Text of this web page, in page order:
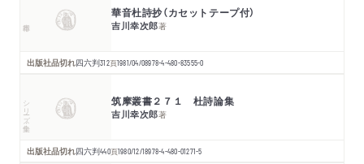
華音杜詩抄（カセットテープ付）
吉川幸次郎著
出版社品切れ四六判312頁1981/04/08978-4-480-83555-0
シリーズ・全集 筑摩叢書２７１ 杜詩論集
吉川幸次郎著
出版社品切れ四六判440頁1980/12/18978-4-480-01271-5